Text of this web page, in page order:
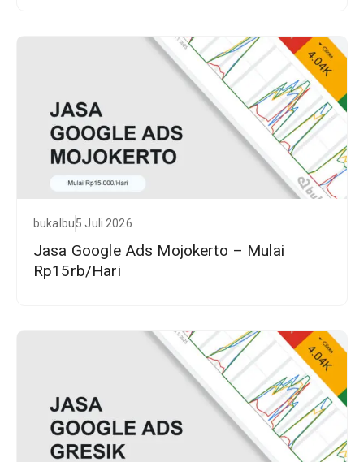
bukalbu5 Juli 2026
Jasa Google Ads Mojokerto – Mulai
Rp15rb/Hari